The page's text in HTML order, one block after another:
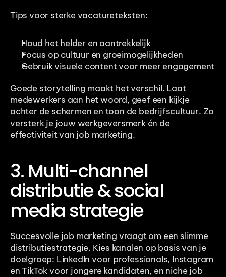
Tips voor sterke vacatureteksten:
Houd het helder en aantrekkelijk
Focus op cultuur en groeimogelijkheden
Gebruik visuele content voor meer engagement
Goede storytelling maakt het verschil. Laat
medewerkers aan het woord, geef een kijkje
achter de schermen en toon de bedrijfscultuur. Zo
versterk je jouw werkgeversmerk én de
effectiviteit van job marketing.
3. Multi-channel
distributie & social
media strategie
Succesvolle job marketing vraagt om een slimme
distributiestrategie. Kies kanalen op basis van je
doelgroep: LinkedIn voor professionals, Instagram
en TikTok voor jongere kandidaten, en niche job